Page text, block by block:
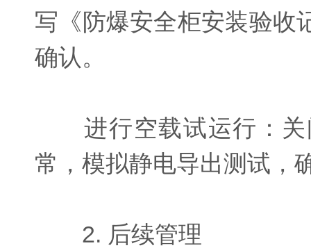
写《防爆安全柜安装验收
确认。
进行空载试运行：关
常，模拟静电导出测试，
2. 后续管理